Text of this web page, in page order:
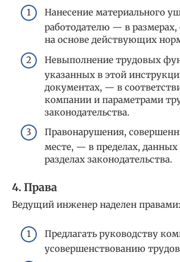
Нанесение материального
работодателю — в
на основе действующих
Невыполнение трудовых
указанных в этой
документах, — в
компании и параметрами
законодательства.
Правонарушения,
месте, — в пределах,
разделах законодательства.
4. Права
Ведущий инженер наделен правами:
Предлагать руководству
усовершенствованию